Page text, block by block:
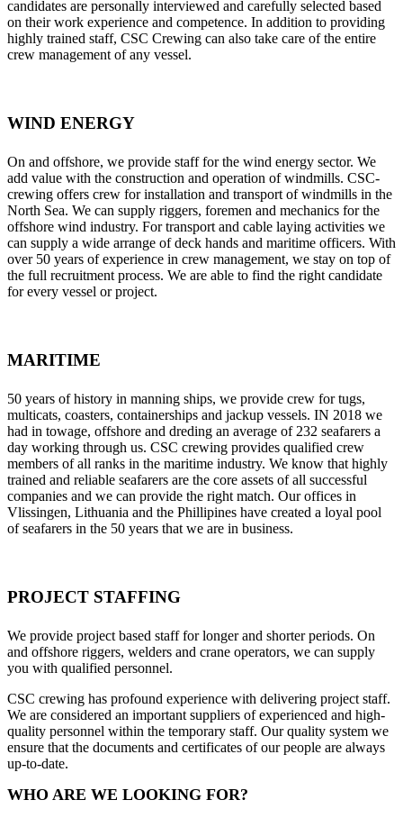
candidates are personally interviewed and carefully selected based
on their work experience and competence. In addition to providing
highly trained staff, CSC Crewing can also take care of the entire
crew management of any vessel.
WIND ENERGY
On and offshore, we provide staff for the wind energy sector. We
add value with the construction and operation of windmills. CSC-
crewing offers crew for installation and transport of windmills in the
North Sea. We can supply riggers, foremen and mechanics for the
offshore wind industry. For transport and cable laying activities we
can supply a wide arrange of deck hands and maritime officers. With
over 50 years of experience in crew management, we stay on top of
the full recruitment process. We are able to find the right candidate
for every vessel or project.
MARITIME
50 years of history in manning ships, we provide crew for tugs,
multicats, coasters, containerships and jackup vessels. IN 2018 we
had in towage, offshore and dreding an average of 232 seafarers a
day working through us. CSC crewing provides qualified crew
members of all ranks in the maritime industry. We know that highly
trained and reliable seafarers are the core assets of all successful
companies and we can provide the right match. Our offices in
Vlissingen, Lithuania and the Phillipines have created a loyal pool
of seafarers in the 50 years that we are in business.
PROJECT STAFFING
We provide project based staff for longer and shorter periods. On
and offshore riggers, welders and crane operators, we can supply
you with qualified personnel.
CSC crewing has profound experience with delivering project staff.
We are considered an important suppliers of experienced and high-
quality personnel within the temporary staff. Our quality system we
ensure that the documents and certificates of our people are always
up-to-date.
WHO ARE WE LOOKING FOR?